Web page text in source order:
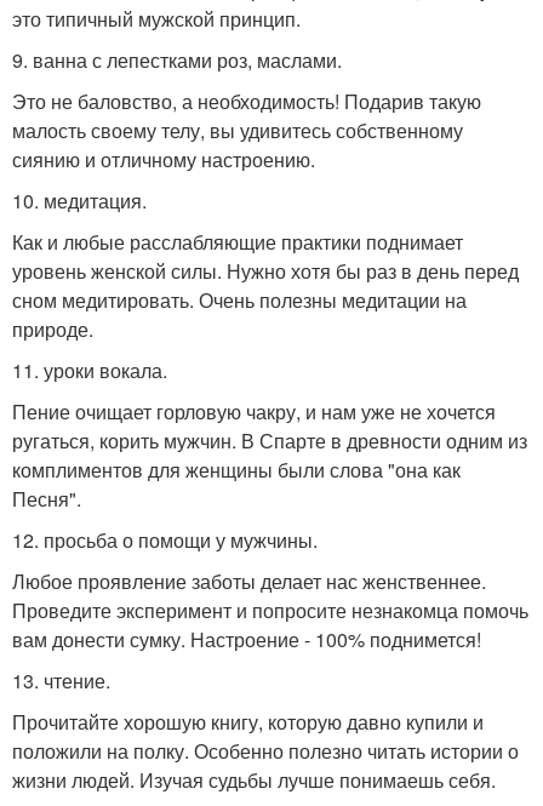
это типичный мужской принцип.
9. ванна с лепестками роз, маслами.
Это не баловство, а необходимость! Подарив такую
малость своему телу, вы удивитесь собственному
сиянию и отличному настроению.
10. медитация.
Как и любые расслабляющие практики поднимает
уровень женской силы. Нужно хотя бы раз в день перед
сном медитировать. Очень полезны медитации на
природе.
11. уроки вокала.
Пение очищает горловую чакру, и нам уже не хочется
ругаться, корить мужчин. В Спарте в древности одним из
комплиментов для женщины были слова "она как
Песня".
12. просьба о помощи у мужчины.
Любое проявление заботы делает нас женственнее.
Проведите эксперимент и попросите незнакомца помочь
вам донести сумку. Настроение - 100% поднимется!
13. чтение.
Прочитайте хорошую книгу, которую давно купили и
положили на полку. Особенно полезно читать истории о
жизни людей. Изучая судьбы лучше понимаешь себя.